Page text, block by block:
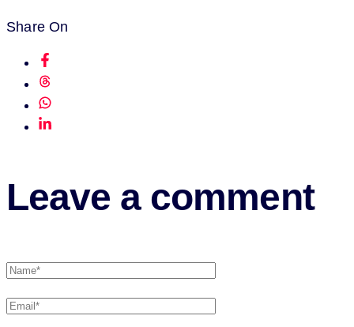
Share On
Leave a comment